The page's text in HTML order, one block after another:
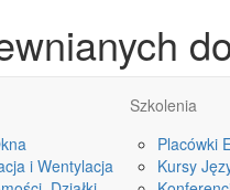
i Wentylacja
Szkolenia
Placówki
Kursy